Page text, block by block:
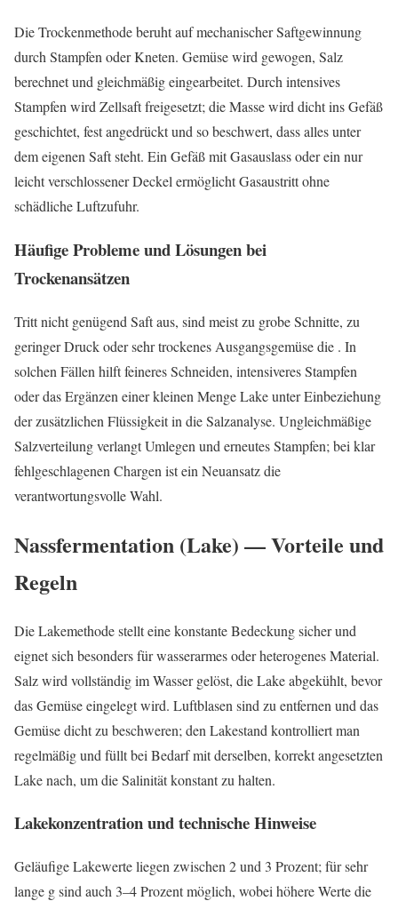
Die Trockenmethode beruht auf mechanischer Saftgewinnung
durch Stampfen oder Kneten. Gemüse wird gewogen, Salz
berechnet und gleichmäßig eingearbeitet. Durch intensives
Stampfen wird Zellsaft freigesetzt; die Masse wird dicht ins Gefäß
geschichtet, fest angedrückt und so beschwert, dass alles unter
dem eigenen Saft steht. Ein Gefäß mit Gasauslass oder ein nur
leicht verschlossener Deckel ermöglicht Gasaustritt ohne
schädliche Luftzufuhr.
Häufige Probleme und Lösungen bei
Trockenansätzen
Tritt nicht genügend Saft aus, sind meist zu grobe Schnitte, zu
geringer Druck oder sehr trockenes Ausgangsgemüse die . In
solchen Fällen hilft feineres Schneiden, intensiveres Stampfen
oder das Ergänzen einer kleinen Menge Lake unter Einbeziehung
der zusätzlichen Flüssigkeit in die Salzanalyse. Ungleichmäßige
Salzverteilung verlangt Umlegen und erneutes Stampfen; bei klar
fehlgeschlagenen Chargen ist ein Neuansatz die
verantwortungsvolle Wahl.
Nassfermentation (Lake) — Vorteile und
Regeln
Die Lakemethode stellt eine konstante Bedeckung sicher und
eignet sich besonders für wasserarmes oder heterogenes Material.
Salz wird vollständig im Wasser gelöst, die Lake abgekühlt, bevor
das Gemüse eingelegt wird. Luftblasen sind zu entfernen und das
Gemüse dicht zu beschweren; den Lakestand kontrolliert man
regelmäßig und füllt bei Bedarf mit derselben, korrekt angesetzten
Lake nach, um die Salinität konstant zu halten.
Lakekonzentration und technische Hinweise
Geläufige Lakewerte liegen zwischen 2 und 3 Prozent; für sehr
lange g sind auch 3–4 Prozent möglich, wobei höhere Werte die